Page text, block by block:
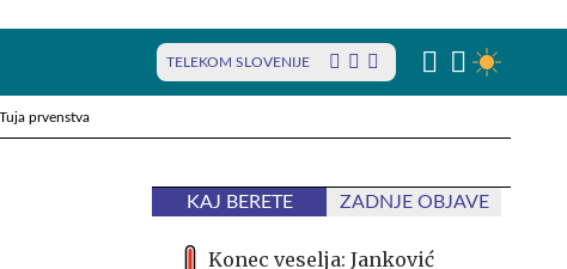
Tuja prvenstva
TELEKOM SLOVENIJE
KAJ BERETE ZADNJE OBJAVE
Konec veselja: Janković